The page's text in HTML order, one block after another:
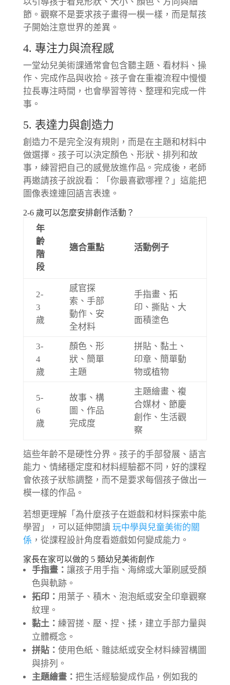
節。觀察不是要求孩子畫得一模一樣，而是幫孩
子開始注意世界的差異。
4. 專注力與流程感
一堂幼兒美術課通常會包含聽主題、看材料、操
作、完成作品與收拾。孩子會在重複流程中慢慢
拉長專注時間，也會學習等待、整理和完成一件
事。
5. 表達力與創造力
創造力不是完全沒有規則，而是在主題和材料中
做選擇。孩子可以決定顏色、形狀、排列和故
事，練習把自己的感覺放進作品。完成後，老師
再邀請孩子說說看：「你最喜歡哪裡？」這能把
圖像表達連回語言表達。
2-6 歲可以怎麼安排創作活動？
年
齡
階
段
適合重點 活動例子
2-
3
歲
感官探
索、手部
動作、安
全材料
手指畫、拓
印、撕貼、大
面積塗色
3-
4
歲
顏色、形
狀、簡單
主題
拼貼、黏土、
印章、簡單動
物或植物
5-
6
歲
故事、構
圖、作品
完成度
主題繪畫、複
合媒材、節慶
創作、生活觀
察
這些年齡不是硬性分界。孩子的手部發展、語言
能力、情緒穩定度和材料經驗都不同，好的課程
會依孩子狀態調整，而不是要求每個孩子做出一
模一樣的作品。
若想更理解「為什麼孩子在遊戲和材料探索中能
學習」，可以延伸閱讀 玩中學與兒童美術的關
係 ，從課程設計角度看遊戲如何變成能力。
家長在家可以做的 5 類幼兒美術創作
手指畫： 讓孩子用手指、海綿或大筆刷感受顏
色與軌跡。
拓印： 用葉子、積木、泡泡紙或安全印章觀察
紋理。
黏土： 練習搓、壓、捏、揉，建立手部力量與
立體概念。
拼貼： 使用色紙、雜誌紙或安全材料練習構圖
與排列。
主題繪畫： 把生活經驗變成作品，例如我的